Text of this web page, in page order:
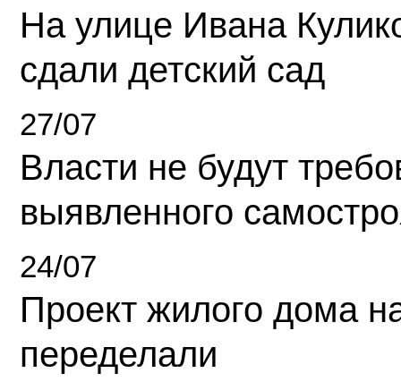
На улице Ивана
сдали детский сад
27/07
Власти не будут
выявленного
24/07
Проект жилого дома
переделали